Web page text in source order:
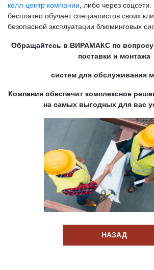
колл-центр компании , либо через
бесплатно обучает специалистов своих
безопасной эксплуатации блюминговых
Обращайтесь в ВИРАМАКС по вопросу
поставки и монтажа
систем для обслуживания
Компания обеспечит комплексное
на самых выгодных для вас
НАЗАД